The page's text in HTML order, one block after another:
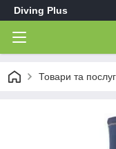
Diving Plus
Товари та